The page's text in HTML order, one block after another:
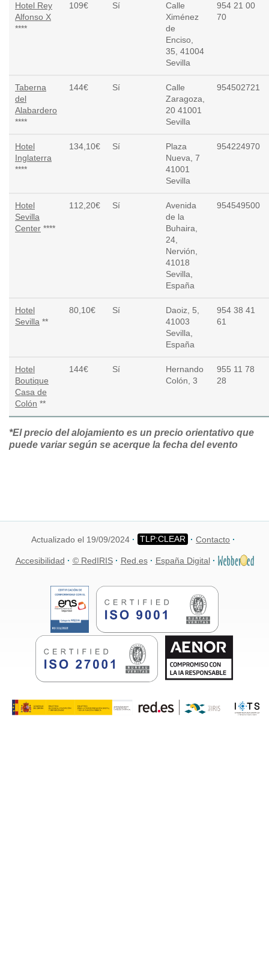
Hotel Rey
Alfonso X
****
109€ Sí
Calle
Ximénez
de
Enciso,
35, 41004
Sevilla
954 21 00
70
Taberna
del
Alabardero
****
144€ Sí
Calle
Zaragoza,
20 41001
Sevilla
954502721
Hotel
Inglaterra
****
134,10€ Sí­
Plaza
Nueva, 7
41001
Sevilla
954224970
Hotel
Sevilla
Center ****
112,20€ Sí
Avenida
de la
Buhaira,
24,
Nervión,
41018
Sevilla,
España
954549500
Hotel
Sevilla **
80,10€ Sí­
Daoiz, 5,
41003
Sevilla,
España
954 38 41
61
Hotel
Boutique
Casa de
Colón **
144€ Sí
Hernando
Colón, 3
955 11 78
28
*El precio del alojamiento es un precio orientativo que
puede variar según se acerque la fecha del evento
Actualizado el 19/09/2024 Contacto
Accesibilidad © RedIRIS Red.es España Digital